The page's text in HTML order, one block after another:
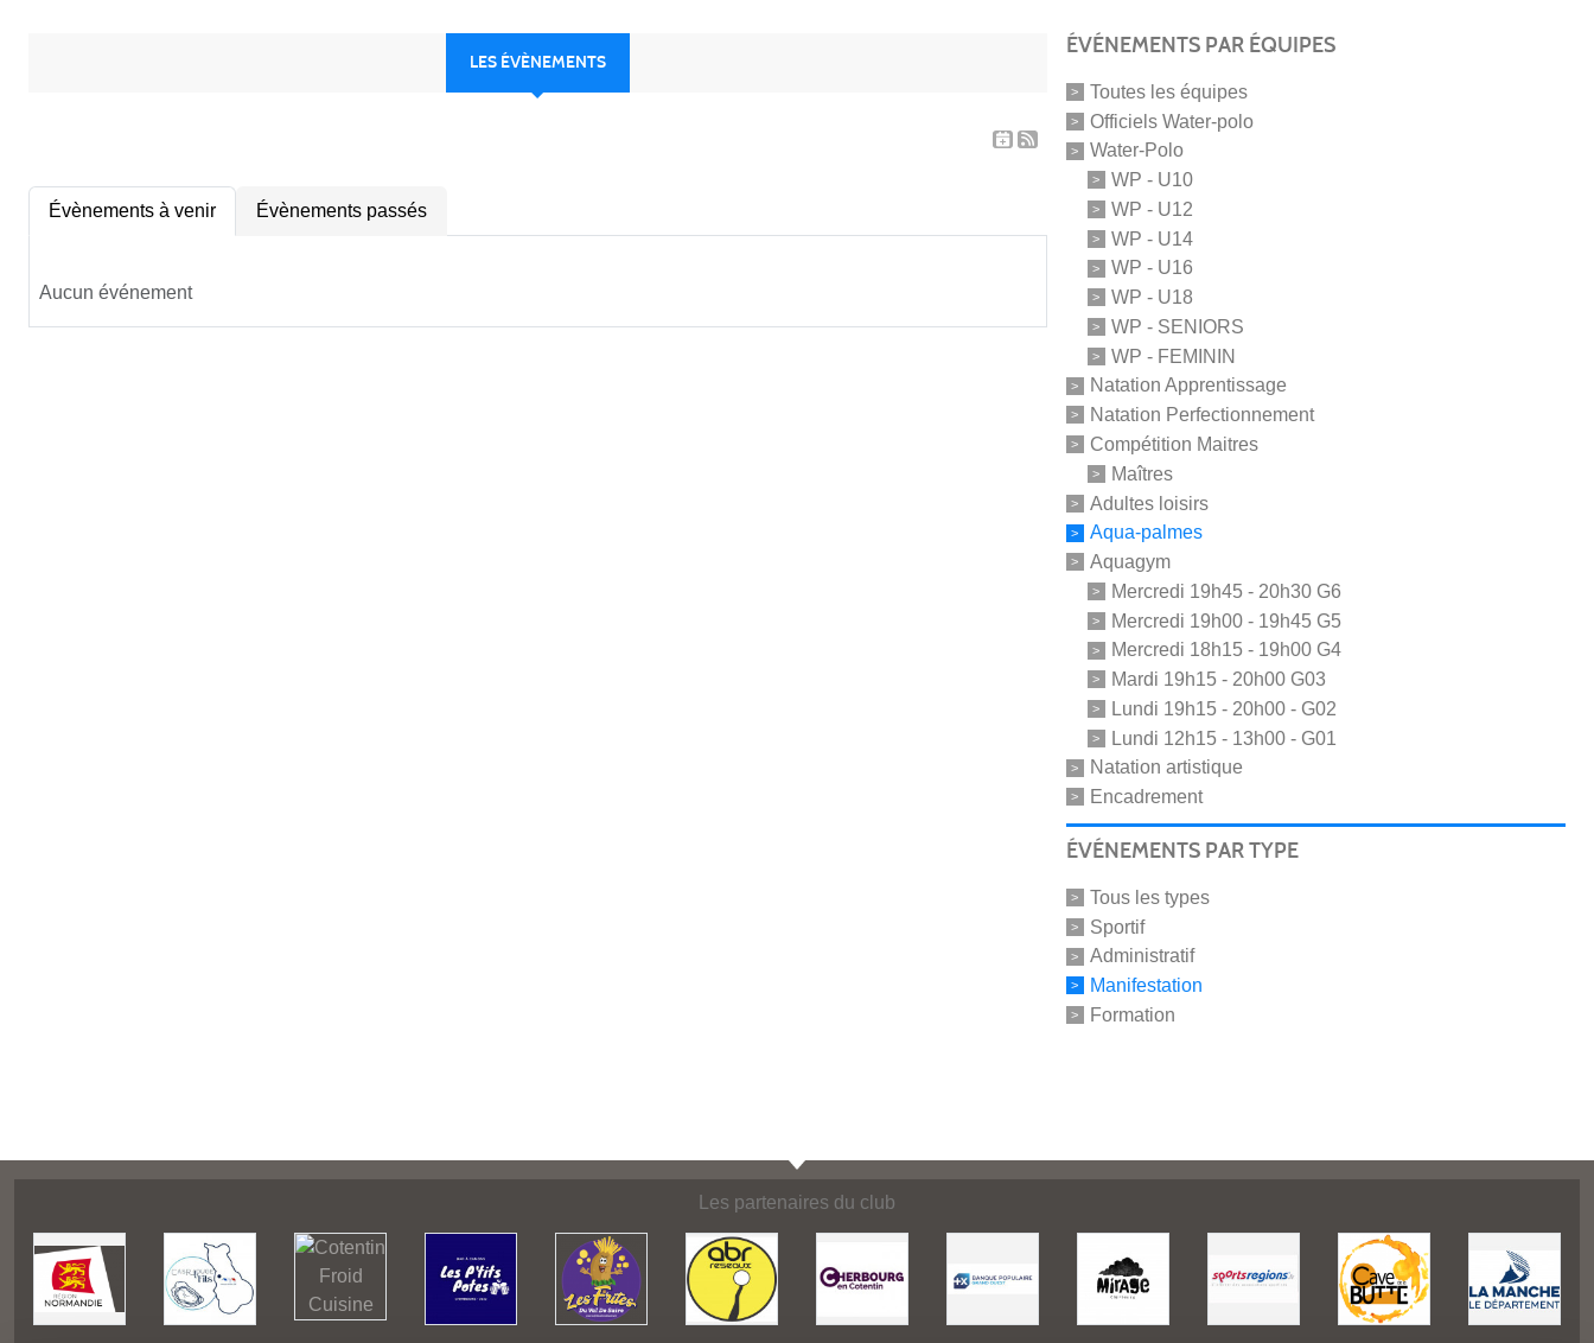
LES ÉVÈNEMENTS
Évènements à venir Évènements passés
Aucun événement
ÉVÉNEMENTS PAR ÉQUIPES
Toutes les équipes
Officiels Water-polo
Water-Polo
WP - U10
WP - U12
WP - U14
WP - U16
WP - U18
WP - SENIORS
WP - FEMININ
Natation Apprentissage
Natation Perfectionnement
Compétition Maitres
Maîtres
Adultes loisirs
Aqua-palmes
Aquagym
Mercredi 19h45 - 20h30 G6
Mercredi 19h00 - 19h45 G5
Mercredi 18h15 - 19h00 G4
Mardi 19h15 - 20h00 G03
Lundi 19h15 - 20h00 - G02
Lundi 12h15 - 13h00 - G01
Natation artistique
Encadrement
ÉVÉNEMENTS PAR TYPE
Tous les types
Sportif
Administratif
Manifestation
Formation
Les partenaires du club